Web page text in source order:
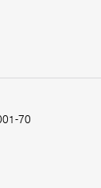
70